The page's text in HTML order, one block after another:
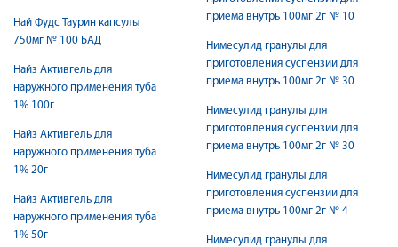
Най Фудс Таурин капсулы
750мг № 100 БАД
Найз Активгель для
наружного применения туба
1% 100г
Найз Активгель для
наружного применения туба
1% 20г
Найз Активгель для
наружного применения туба
1% 50г
приема внутрь 100мг 2г № 10
Нимесулид гранулы для
приготовления суспензии для
приема внутрь 100мг 2г № 30
Нимесулид гранулы для
приготовления суспензии для
приема внутрь 100мг 2г № 30
Нимесулид гранулы для
приготовления суспензии для
приема внутрь 100мг 2г № 4
Нимесулид гранулы для